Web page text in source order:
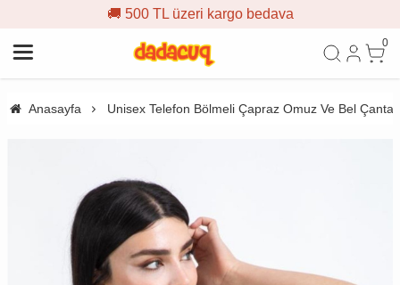
🚚 500 TL üzeri kargo bedava
0
Anasayfa Unisex Telefon Bölmeli Çapraz Omuz Ve Bel Çanta